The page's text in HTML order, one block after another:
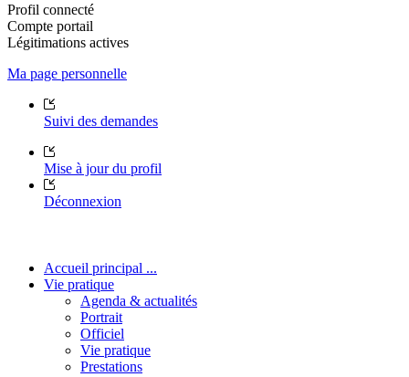
Profil connecté
Compte portail
Légitimations actives
Ma page personnelle
Suivi des demandes
Mise à jour du profil
Déconnexion
Accueil principal ...
Vie pratique
Agenda & actualités
Portrait
Officiel
Vie pratique
Prestations